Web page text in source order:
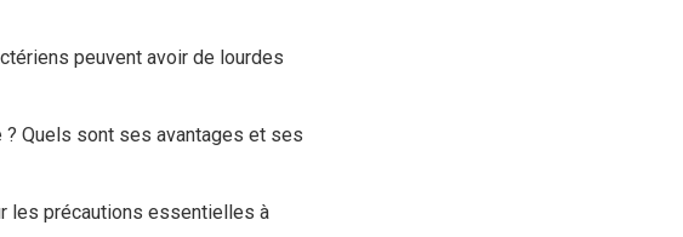
peuvent avoir de lourdes
Quels sont ses avantages et ses
les précautions essentielles à